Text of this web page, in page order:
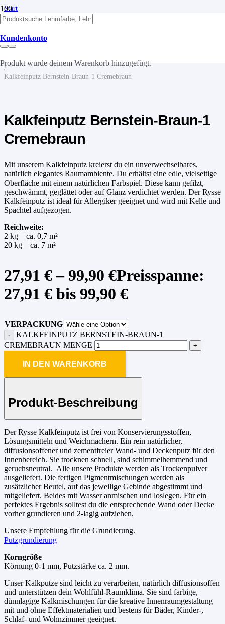
Kundenkonto
Produkt wurde deinem Warenkorb hinzugefügt.
Start
/
Kalk
/
Kalkputze
Kalkfeinputz
/
Kalkfeinputz Bernstein-Braun-1 Cremebraun
Kalkfeinputz Bernstein-Braun-1
Cremebraun
Mit unserem Kalkfeinputz kreierst du ein unverwechselbares,
natürlich elegantes Raumambiente. Du erhältst eine edle, vielseitige
Oberfläche mit einem natürlichen Farbspiel. Diese kann gefilzt,
geschwämmt, geglättet oder auf Glanz verdichtet werden. Der Rysse
Kalkfeinputz ist ideal für Allergiker geeignet und wird mit Kelle und
Spachtel aufgezogen.
Reichweite:
2 kg – ca. 0,7 m²
20 kg – ca. 7 m²
27,91 € –99,90 €Preisspanne:
27,91 € bis 99,90 €
VERPACKUNG
KALKFEINPUTZ BERNSTEIN-BRAUN-1
CREMEBRAUN MENGE
IN DEN WARENKORB
Produkt-Beschreibung
Der Rysse Kalkfeinputz ist frei von Konservierungsstoffen,
Lösungsmitteln und Weichmachern. Ein rein natürlicher,
diffusionsoffener und zementfreier Wand- und Deckenputz für den
Innenbereich. Sie trocknen schnell, sind schimmelhemmend und
geruchsneutral. Alle unsere Produkte werden als Trockenpulver
ausgeliefert. Die fertigen Pigmentmischungen werden als
zusätzlicher Beutel, auf das jeweilige Gebinde abgestimmt und
mitgeliefert. Beides mit Wasser anmischen und loslegen. Für ein
perfektes Ergebnis solltest du die entsprechende Wand oder Decke
vorher grundieren und 2-lagig aufziehen.
Unsere Empfehlung für die Grundierung.
Putzgrundierung
Korngröße
Körnung 0-1 mm, Putzstärke ca. 2 mm.
Unser Kalkputze sind leicht zu verarbeiten, natürlich diffusionsoffen
und unterstützen dein Wohlfühl-Raumklima. Sie sind farbige,
dünnlagige Kalkmischungen für die kreative Innenraumgestaltung
mit und ohne Effektmaterialien und bestens für Bäder, Kinder-,
Schlaf- und Wohnzimmer geeignet.